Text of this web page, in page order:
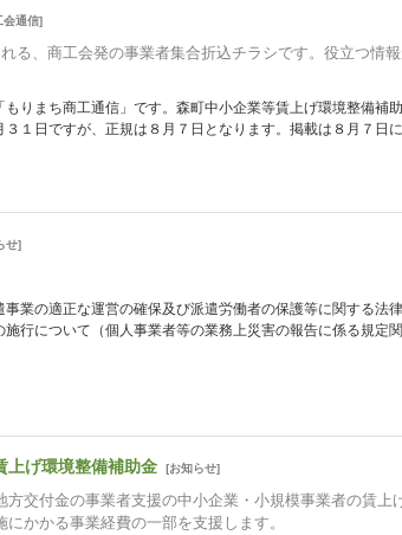
会通信]
る、商工会発の事業者集合折込チラシです。役立つ情
りまち商工通信」です。森町中小企業等賃上げ環境整備補助
１日ですが、正規は８月７日となります。掲載は８月７日に
せ]
業の適正な運営の確保及び派遣労働者の保護等に関する法律
行について（個人事業者等の業務上災害の報告に係る規定関
げ環境整備補助金 [お知らせ]
交付金の事業者支援の中小企業・小規模事業者の賃上
かかる事業経費の一部を支援します。